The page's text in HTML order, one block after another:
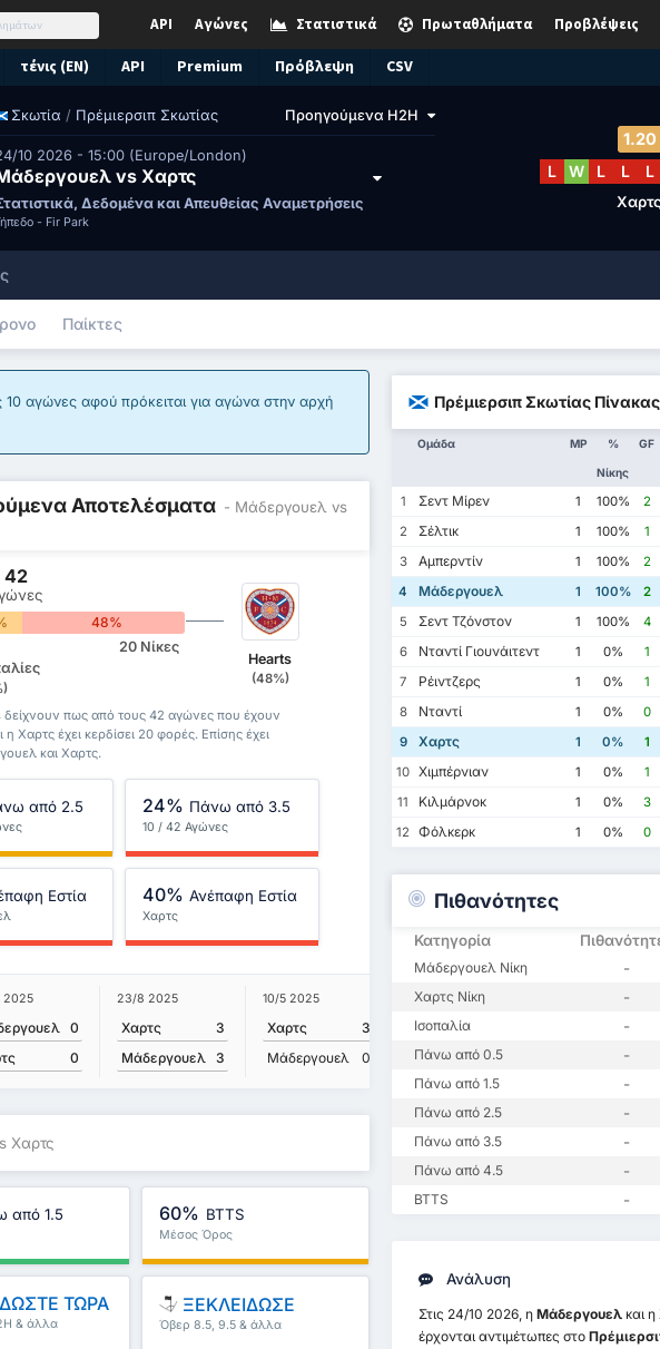
Προβλέψεις
Πρωταθλήματα
Στατιστικά
Αγώνες
API
τένις (EN) API Premium Πρόβλεψη CSV
Σκωτία / Πρέμιερσιπ Σκωτίας Προηγούμενα H2H
10 2026 - 15:00 (Europe/London)
vs Χαρτς
Δεδομένα και Απευθείας Αναμετρήσεις
- Fir Park
1.20
L
W L L L
Χαρτς
Παίκτες
10 αγώνες αφού πρόκειται για αγώνα στην αρχή
Αποτελέσματα - Μάδεργουελ vs
42
48%
20 Νίκες
Hearts
(48%)
πως από τους 42 αγώνες που έχουν
Χαρτς έχει κερδίσει 20 φορές. Επίσης έχει
και Χαρτς.
από 2.5 24% Πάνω από 3.5
10 / 42 Αγώνες
Εστία 40% Ανέπαφη Εστία
Χαρτς
2025
0
0
23/8 2025
Χαρτς
3
Μάδεργουελ
3
10/5 2025
Χαρτς
3
Μάδεργουελ
0
12/4 2025
Μάδεργουελ
Χαρτς
Μάδεργουελ
Χαρτς
από 1.5 60% BTTS
Μέσος Όρος
ΤΩΡΑ
& άλλα
ΞΕΚΛΕΙΔΩΣΕ
Όβερ 8.5, 9.5 & άλλα
Πρέμιερσιπ Σκωτίας Πίνακας
Ομάδα MP %
Νίκης
GF
1 Σεντ Μίρεν 1 100% 2
2
Σέλτικ 1 100% 1
3
Αμπερντίν 1 100% 2
4
Μάδεργουελ 1 100% 2
5
Σεντ Τζόνστον 1 100% 4
6
Νταντί Γιουνάιτεντ 1 0% 1
7
Ρέιντζερς 1 0% 1
8
Νταντί 1 0% 0
9
Χαρτς 1 0% 1
10 Χιμπέρνιαν 1 0% 1
11
Κιλμάρνοκ 1 0% 3
12
Φόλκερκ 1 0% 0
Πιθανότητες
Κατηγορία
Μάδεργουελ Νίκη -
Χαρτς Νίκη -
Ισοπαλία -
Πάνω από 0.5 -
Πάνω από 1.5 -
Πάνω από 2.5 -
Πάνω από 3.5 -
Πάνω από 4.5 -
BTTS -
Ανάλυση
Στις 24/10 2026, η Μάδεργουελκαι η
έρχονται αντιμέτωπες στο